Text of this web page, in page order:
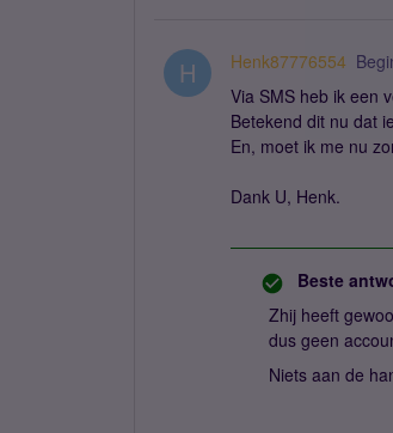
H Henk87776554
Via SMS heb ik een
Betekend dit nu dat
En, moet ik me nu
Dank U, Henk.
Beste
Zhij heeft
dus geen
Niets aan de